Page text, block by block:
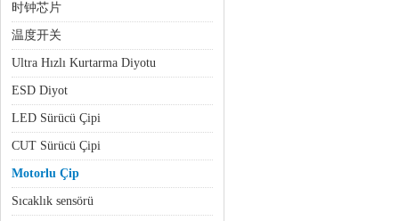
时钟芯片
温度开关
Ultra Hızlı Kurtarma Diyotu
ESD Diyot
LED Sürücü Çipi
CUT Sürücü Çipi
Motorlu Çip
Sıcaklık sensörü